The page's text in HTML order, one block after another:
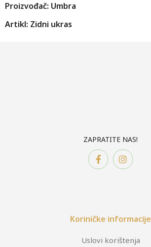
Proizvođač: Umbra
Artikl: Zidni ukras
ZAPRATITE NAS!
Koriničke informacije
Uslovi korištenja